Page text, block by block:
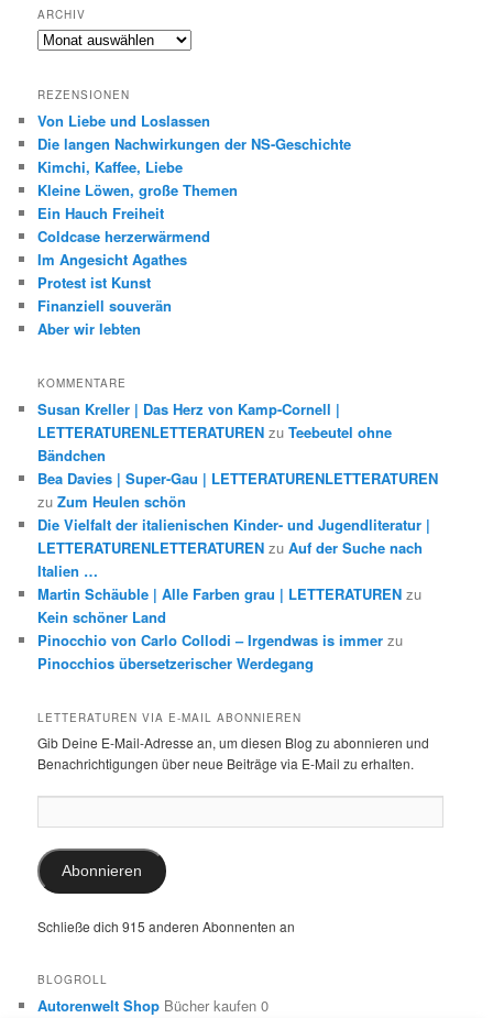
ARCHIV
Archiv
REZENSIONEN
Von Liebe und Loslassen
Die langen Nachwirkungen der NS-Geschichte
Kimchi, Kaffee, Liebe
Kleine Löwen, große Themen
Ein Hauch Freiheit
Coldcase herzerwärmend
Im Angesicht Agathes
Protest ist Kunst
Finanziell souverän
Aber wir lebten
KOMMENTARE
Susan Kreller | Das Herz von Kamp-Cornell |
LETTERATURENLETTERATUREN zuTeebeutel ohne
Bändchen
Bea Davies | Super-Gau | LETTERATURENLETTERATUREN
zuZum Heulen schön
Die Vielfalt der italienischen Kinder- und Jugendliteratur |
LETTERATURENLETTERATUREN zuAuf der Suche nach
Italien …
Martin Schäuble | Alle Farben grau | LETTERATUREN zu
Kein schöner Land
Pinocchio von Carlo Collodi – Irgendwas is immer zu
Pinocchios übersetzerischer Werdegang
LETTERATUREN VIA E-MAIL ABONNIEREN
Gib Deine E-Mail-Adresse an, um diesen Blog zu abonnieren und
Benachrichtigungen über neue Beiträge via E-Mail zu erhalten.
Mail-
Adresse:
Abonnieren
Schließe dich 915 anderen Abonnenten an
BLOGROLL
Autorenwelt Shop Bücher kaufen 0